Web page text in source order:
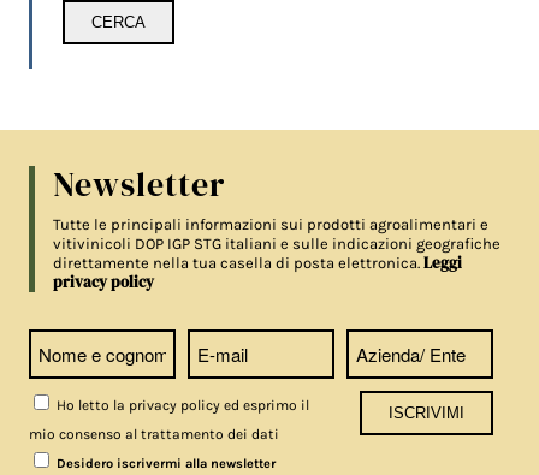
Newsletter
Tutte le principali informazioni sui prodotti agroalimentari e
vitivinicoli DOP IGP STG italiani e sulle indicazioni geografiche
direttamente nella tua casella di posta elettronica.Leggi
privacy policy
Ho letto la privacy policy ed esprimo il
mio consenso al trattamento dei dati
Desidero iscrivermi alla newsletter